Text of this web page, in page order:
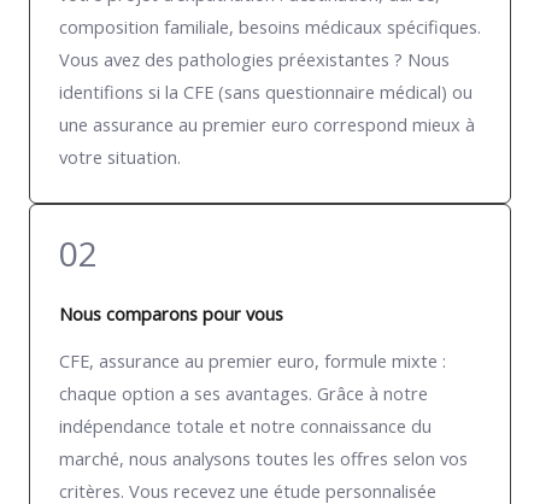
composition familiale, besoins médicaux spécifiques.
Vous avez des pathologies préexistantes ? Nous
identifions si la CFE (sans questionnaire médical) ou
une assurance au premier euro correspond mieux à
votre situation.
02
Nous comparons pour vous
CFE, assurance au premier euro, formule mixte :
chaque option a ses avantages. Grâce à notre
indépendance totale et notre connaissance du
marché, nous analysons toutes les offres selon vos
critères. Vous recevez une étude personnalisée